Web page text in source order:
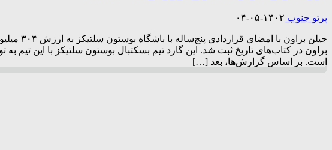
پرتو جنوب ۱۴۰۲-۰۵-۰۴
است. بر اساس گزارش‌ها، بعد […]